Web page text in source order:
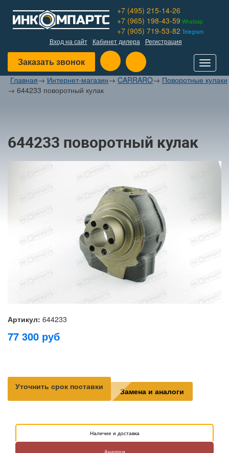
+7 (495) 215-14-26
+7 (965) 198-43-59 Whatsap
+7 (905) 719-53-82 Telegram
Вход на сайт Кабинет дилера Регистрация
Заказать звонок
Toggle
Главная→ Интернет-магазин→ CARRARO→ Поворотные кулаки
→ 644233 поворотный кулак
644233 поворотный кулак
Артикул: 644233
77 300 руб
Уточнить срок поставки Замена и аналоги
Наличие и доставка
Аналоги